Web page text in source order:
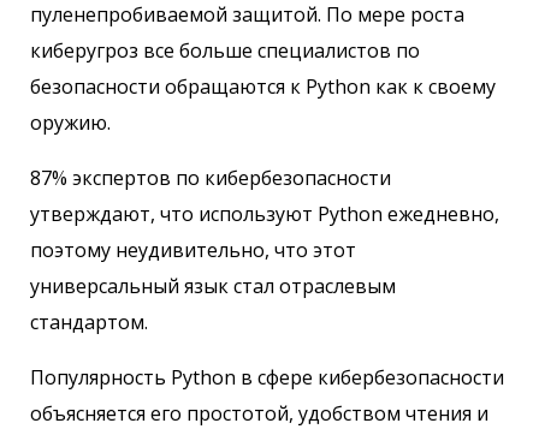
пуленепробиваемой защитой. По мере роста
киберугроз все больше специалистов по
безопасности обращаются к Python как к своему
оружию.
87% экспертов по кибербезопасности
утверждают, что используют Python ежедневно,
поэтому неудивительно, что этот
универсальный язык стал отраслевым
стандартом.
Популярность Python в сфере кибербезопасности
объясняется его простотой, удобством чтения и